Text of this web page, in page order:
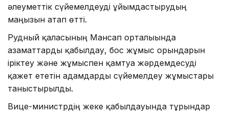
әлеуметтік сүйемелдеуді ұйымдастырудың
маңызын атап өтті.
Рудный қаласының Мансап орталығында
азаматтарды қабылдау, бос жұмыс орындарын
іріктеу және жұмыспен қамтуға жәрдемдесуді
қажет ететін адамдарды сүйемелдеу жұмыстары
таныстырылды.
Вице-министрдің жеке қабылдауында тұрғындар